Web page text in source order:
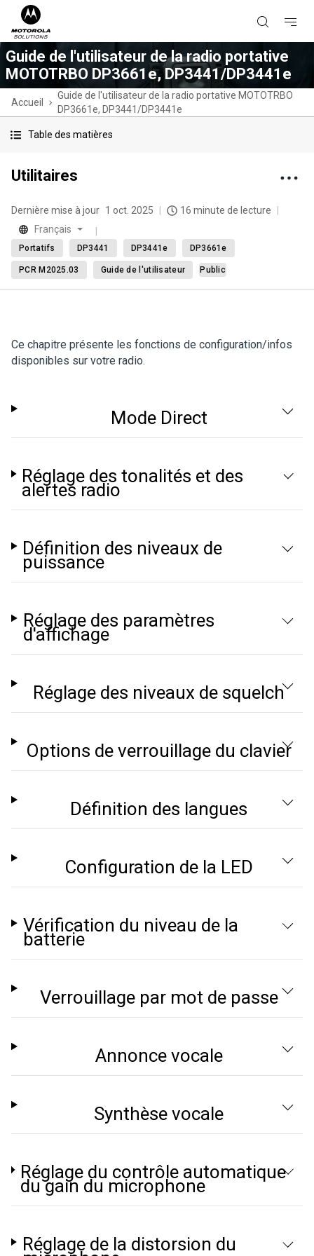
Guide de l'utilisateur de la radio portative
MOTOTRBO DP3661e, DP3441/DP3441e
Accueil
Guide de l'utilisateur de la radio portative MOTOTRBO
DP3661e, DP3441/DP3441e
Table des matières
Utilitaires
Dernière mise à jour 1 oct. 2025
16 minute de lecture
Français
Portatifs DP3441 DP3441e DP3661e
PCR M2025.03 Guide de l'utilisateur Public
Ce chapitre présente les fonctions de configuration/infos
disponibles sur votre radio.
Mode Direct
Réglage des tonalités et des
alertes radio
Définition des niveaux de
puissance
Réglage des paramètres
d'affichage
Réglage des niveaux de squelch
Options de verrouillage du clavier
Définition des langues
Configuration de la LED
Vérification du niveau de la
batterie
Verrouillage par mot de passe
Annonce vocale
Synthèse vocale
Réglage du contrôle automatique
du gain du microphone
Réglage de la distorsion du